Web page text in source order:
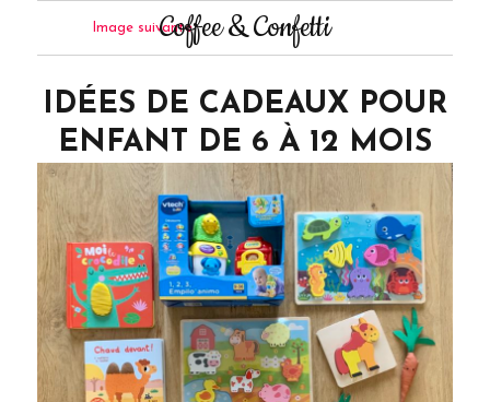
Coffee & Confetti
Image suivante
IDÉES DE CADEAUX POUR
ENFANT DE 6 À 12 MOIS